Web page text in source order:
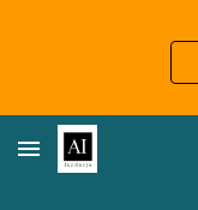
Skip to main content